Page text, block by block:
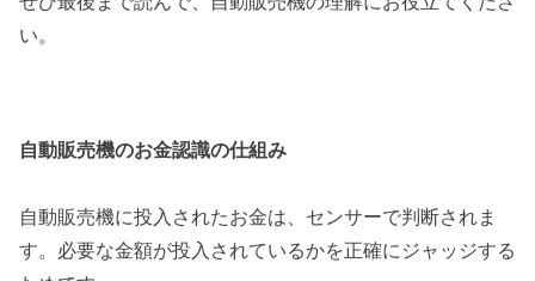
い。
自動販売機のお金認識の仕組み
自動販売機に投入されたお金は、センサーで判断されま
す。必要な金額が投入されているかを正確にジャッジする